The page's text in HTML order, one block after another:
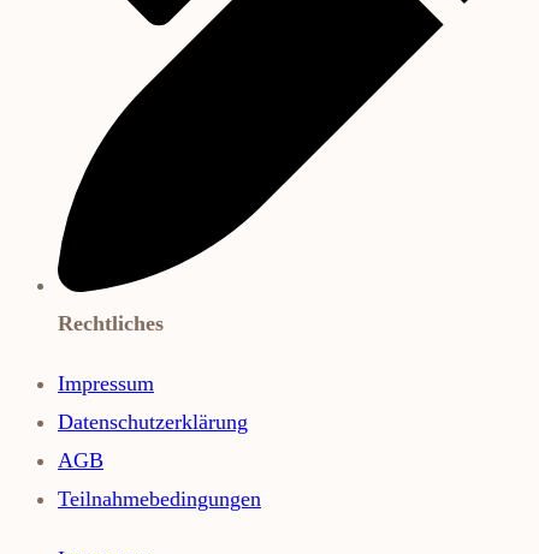
Rechtliches
Impressum
Datenschutzerklärung
AGB
Teilnahmebedingungen